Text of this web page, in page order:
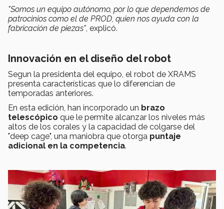
"Somos un equipo autónomo, por lo que dependemos de
patrocinios como el de PROD, quien nos ayuda con la
fabricación de piezas" , explicó.
Innovación en el diseño del robot
Segun la presidenta del equipo, el robot de XRAMS
presenta características que lo diferencian de
temporadas anteriores.
En esta edición, han incorporado un brazo
telescópico que le permite alcanzar los niveles más
altos de los corales y la capacidad de colgarse del
"deep cage", una maniobra que otorga puntaje
adicional en la competencia.